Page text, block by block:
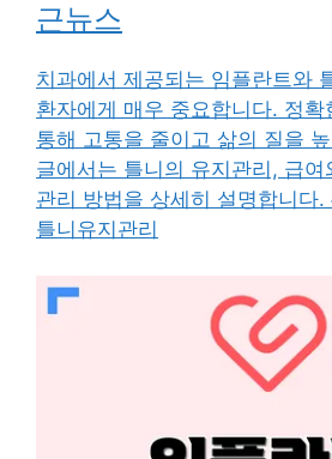
근뉴스
치과에서 제공되는 임플란트와
환자에게 매우 중요합니다. 정
통해 고통을 줄이고 삶의 질을
글에서는 틀니의 유지관리, 급
관리 방법을 상세히 설명합니다
틀니유지관리